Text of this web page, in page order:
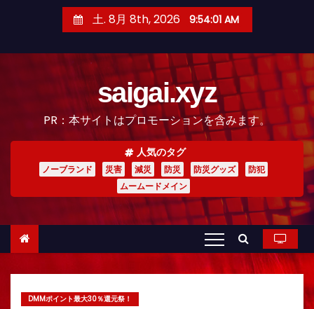
土. 8月 8th, 2026 9:54:03 AM
saigai.xyz
PR：本サイトはプロモーションを含みます。
人気のタグ
ノーブランド 災害 減災 防災 防災グッズ
防犯
ムームードメイン
DMMポイント最大30％還元祭！